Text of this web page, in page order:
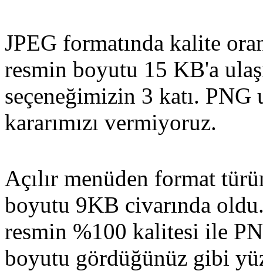
JPEG formatında kalite
resmin boyutu 15 KB'a
seçeneğimizin 3 katı. PNG
kararımızı vermiyoruz.
Açılır menüden format
boyutu 9KB civarında
resmin %100 kalitesi ile
boyutu gördüğünüz gibi